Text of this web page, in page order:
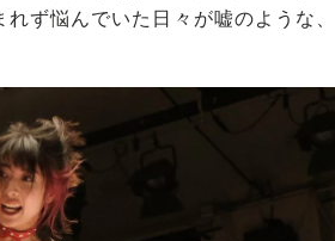
ず悩んでいた日々が嘘のような、